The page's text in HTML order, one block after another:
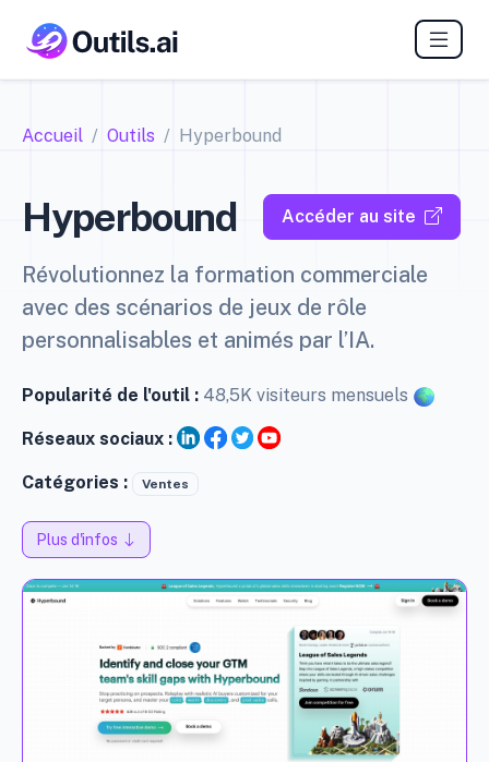
Accueil Outils Hyperbound
Hyperbound Accéder au site
Révolutionnez la formation commerciale
avec des scénarios de jeux de rôle
personnalisables et animés par l’IA.
Popularité de l'outil : 48,5K visiteurs mensuels
Réseaux sociaux :
Catégories : Ventes
Plus d'infos